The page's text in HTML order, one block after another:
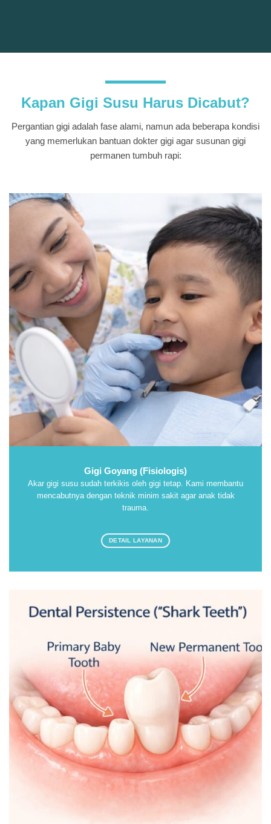
Kapan Gigi Susu Harus Dicabut?
Pergantian gigi adalah fase alami, namun ada beberapa kondisi
yang memerlukan bantuan dokter gigi agar susunan gigi
permanen tumbuh rapi:
Gigi Goyang (Fisiologis)
Akar gigi susu sudah terkikis oleh gigi tetap. Kami membantu
mencabutnya dengan teknik minim sakit agar anak tidak
trauma.
DETAIL LAYANAN